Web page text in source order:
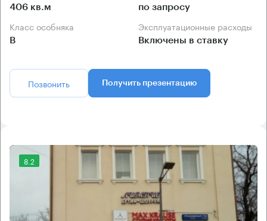
406 кв.м по запросу
Класс особняка
B
Эксплуатационные расходы
Включены в ставку
Позвонить Получить презентацию
8.2